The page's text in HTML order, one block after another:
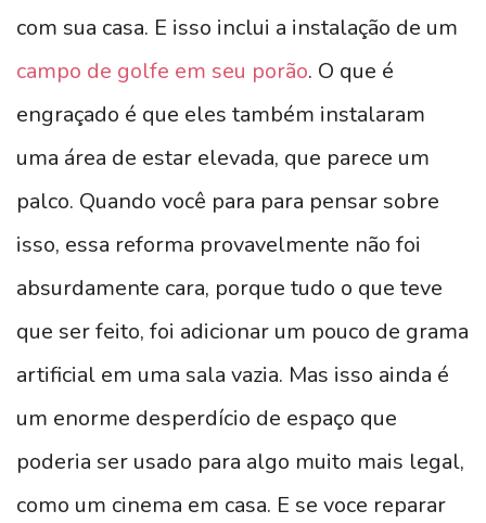
com sua casa. E isso inclui a instalação de um
campo de golfe em seu porão. O que é
engraçado é que eles também instalaram
uma área de estar elevada, que parece um
palco. Quando você para para pensar sobre
isso, essa reforma provavelmente não foi
absurdamente cara, porque tudo o que teve
que ser feito, foi adicionar um pouco de grama
artificial em uma sala vazia. Mas isso ainda é
um enorme desperdício de espaço que
poderia ser usado para algo muito mais legal,
como um cinema em casa. E se voce reparar